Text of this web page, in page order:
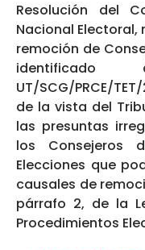
Resolución del
Nacional
remoción de
UT/SCG/PRCE/
de la vista del
las presuntas
los Consejeros
Elecciones que
causales de
párrafo 2, de la
Procedimientos